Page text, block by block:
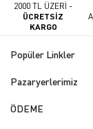
2000 TL ÜZERİ -
ÜCRETSİZ
KARGO
Popüler Linkler
Pazaryerlerimiz
ÖDEME